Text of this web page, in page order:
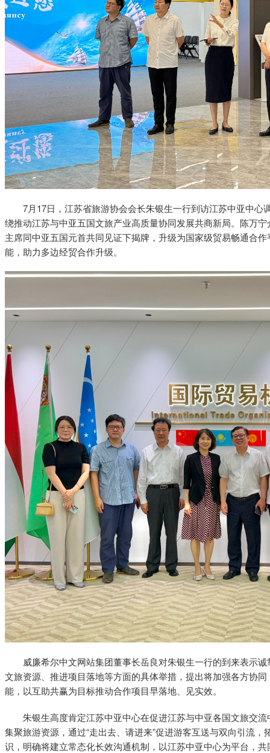
7月17日，江苏省旅游协会会长朱银生一行到访江苏中亚中
绕推动江苏与中亚五国文旅产业高质量协同发展共商新局。陈万
主席同中亚五国元首共同见证下揭牌，升级为国家级贸易畅通合
能，助力多边经贸合作升级。
威廉希尔中文网站集团董事长岳良对朱银生一行的到来表示
文旅资源、推进项目落地等方面的具体举措，提出将加强各方协
能，以互助共赢为目标推动合作项目早落地、见实效。
朱银生高度肯定江苏中亚中心在促进江苏与中亚各国文旅交
集聚旅游资源，通过“走出去、请进来”促进游客互送与双向引流
识，明确将建立常态化长效沟通机制，以江苏中亚中心为平台，